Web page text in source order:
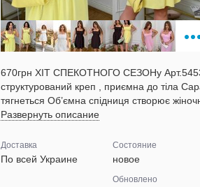
670грн ХІТ СПЕКОТНОГО СЕЗОНу
структурований креп , приємна до тіла
тягнеться Об’ємна спідниця створює
Развернуть описание
Доставка
По всей Украине
Состояние
новое
Обновлено